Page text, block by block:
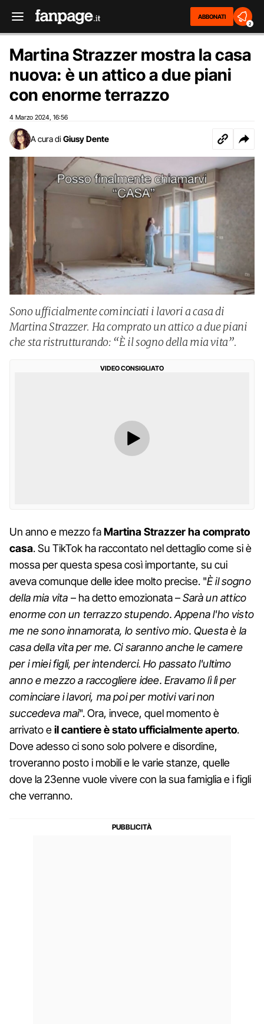
ABBONATI
2
Martina Strazzer mostra la casa
nuova: è un attico a due piani
con enorme terrazzo
4 Marzo 2024 16:56
A cura di Giusy Dente
Sono ufficialmente cominciati i lavori a casa di
Martina Strazzer. Ha comprato un attico a due piani
che sta ristrutturando: “È il sogno della mia vita”.
VIDEO CONSIGLIATO
Un anno e mezzo faMartina Strazzer ha comprato
casa. Su TikTok ha raccontato nel dettaglio come si è
mossa per questa spesa così importante, su cui
aveva comunque delle idee molto precise. "È il sogno
della mia vita – ha detto emozionata –Sarà un attico
enorme con un terrazzo stupendo. Appena l'ho visto
me ne sono innamorata, lo sentivo mio. Questa è la
casa della vita per me. Ci saranno anche le camere
per i miei figli, per intenderci. Ho passato l'ultimo
anno e mezzo a raccogliere idee. Eravamo lì lì per
cominciare i lavori, ma poi per motivi vari non
succedeva mai". Ora, invece, quel momento è
arrivato eil cantiere è stato ufficialmente aperto.
Dove adesso ci sono solo polvere e disordine,
troveranno posto i mobili e le varie stanze, quelle
dove la 23enne vuole vivere con la sua famiglia e i figli
che verranno.